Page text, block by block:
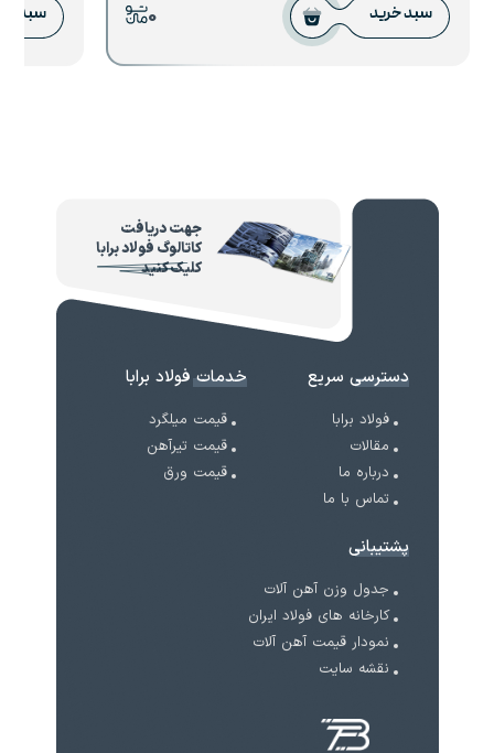
سبد خرید 0 سبد
جهت دریافت
کاتالوگ فولاد برابا
کلیک کنید
دسترسی سریع
فولاد برابا
مقالات
درباره ما
تماس با ما
خدمات فولاد برابا
قیمت میلگرد
قیمت تیرآهن
قیمت ورق
پشتیبانی
جدول وزن آهن آلات
کارخانه های فولاد ایران
نمودار قیمت آهن آلات
نقشه سایت